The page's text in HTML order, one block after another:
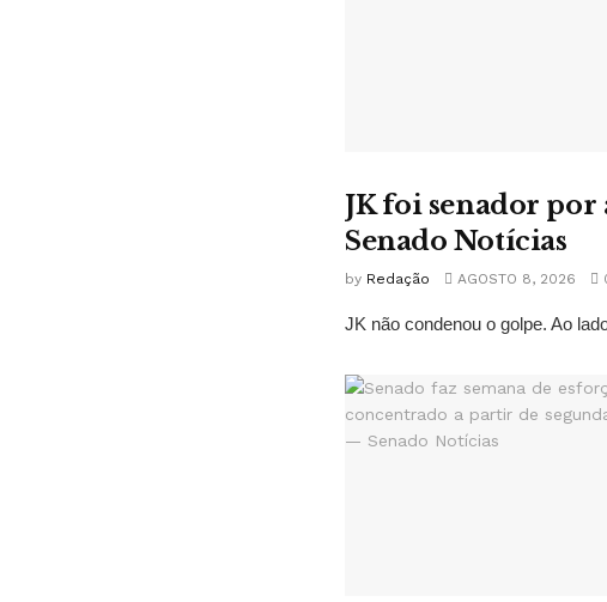
JK foi senador por
Senado Notícias
by Redação AGOSTO 8, 2026
JK não condenou o golpe. Ao